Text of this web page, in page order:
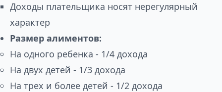
Доходы плательщика носят нерегулярный
характер
Размер алиментов:
На одного ребенка - 1/4 дохода
На двух детей - 1/3 дохода
На трех и более детей - 1/2 дохода